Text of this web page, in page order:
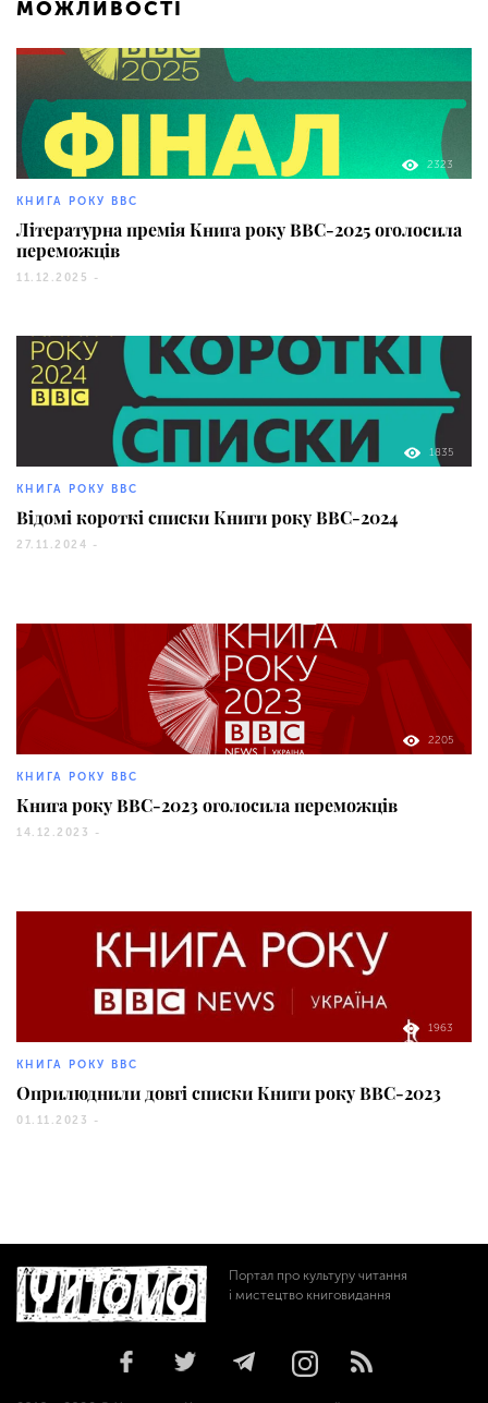
МОЖЛИВОСТІ
2323
КНИГА РОКУ ВВС
Літературна премія Книга року BBC-2025 оголосила
переможців
11.12.2025 -
1835
КНИГА РОКУ ВВС
Відомі короткі списки Книги року BBC-2024
27.11.2024 -
2205
КНИГА РОКУ ВВС
Книга року BBC-2023 оголосила переможців
14.12.2023 -
1963
КНИГА РОКУ ВВС
Оприлюднили довгі списки Книги року ВВС-2023
01.11.2023 -
Портал про культуру читання
і мистецтво книговидання